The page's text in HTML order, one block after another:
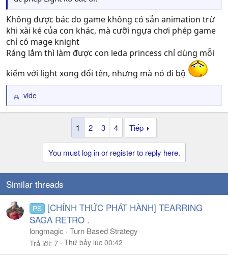
Không được bác do game không có sẵn animation trừ
khi xài ké của con khác, mà cưỡi ngựa chơi phép game
chỉ có mage knight
Ráng lắm thì làm được con leda princess chỉ dùng mỗi
kiếm với light xong đổi tên, nhưng mà nó đi bộ
R
e
:
vide
1 2 3 4 Tiếp
You must log in or register to reply here.
Similar threads
PS
[CHÍNH THỨC PHÁT HÀNH] TEARRING
SAGA RETRO .
longmagic
Turn Based Strategy
Trả lời 7 Thứ bảy lúc 00:42